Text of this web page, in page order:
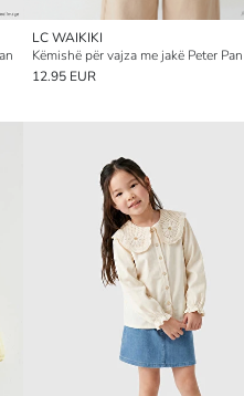
LC WAIKIKI
Këmishë për vajza me jakë Peter Pan
12.95 EUR